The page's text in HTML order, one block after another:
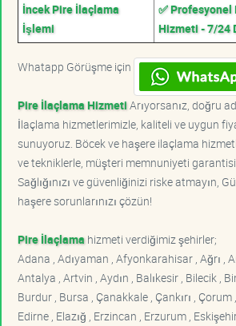
İncek Pire İlaçlama
İşlemi
✅
Hizmeti - 7/24
Whatapp Görüşme için
Pire İlaçlama HizmetiArıyorsanız, doğru
İlaçlama hizmetlerimizle, kaliteli ve uygun
sunuyoruz. Böcek ve haşere ilaçlama
ve tekniklerle, müşteri memnuniyeti
Sağlığınızı ve güvenliğinizi riske atmayın,
haşere sorunlarınızı çözün!
Pire İlaçlama hizmeti verdiğimiz şehirler;
Adana , Adıyaman , Afyonkarahisar , Ağrı ,
Antalya , Artvin , Aydın , Balıkesir , Bilecik ,
Burdur , Bursa , Çanakkale , Çankırı , Çorum
Edirne , Elazığ , Erzincan , Erzurum ,